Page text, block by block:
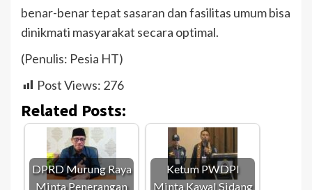
benar-benar tepat sasaran dan fasilitas umum bisa
dinikmati masyarakat secara optimal.
(Penulis: Pesia HT)
Post Views: 276
Related Posts:
DPRD Murung Raya
Minta Penerangan
Ketum PWDPI
Minta Kawal Sidang